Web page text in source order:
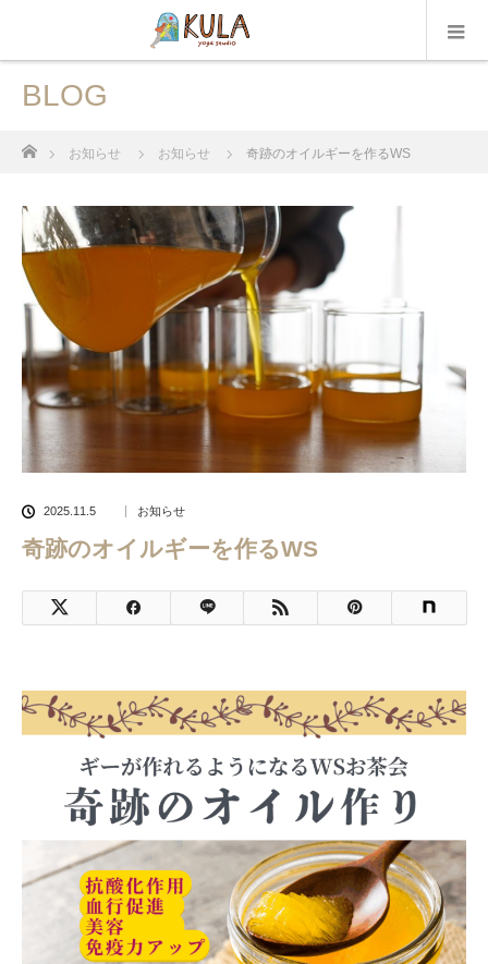
BLOG
ホーム
お知らせ お知らせ 奇跡のオイルギーを作るWS
2025.11.5 お知らせ
奇跡のオイルギーを作るWS